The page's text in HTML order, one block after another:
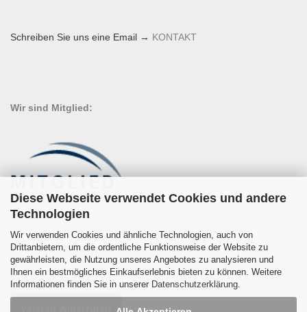
Diese Webseite verwendet Cookies und andere
Technologien
Wir verwenden Cookies und ähnliche Technologien, auch von
Drittanbietern, um die ordentliche Funktionsweise der Website zu
gewährleisten, die Nutzung unseres Angebotes zu analysieren und
Ihnen ein bestmögliches Einkaufserlebnis bieten zu können. Weitere
Informationen finden Sie in unserer Datenschutzerklärung.
Schreiben Sie uns eine Email → KONTAKT
Wir sind Mitglied: